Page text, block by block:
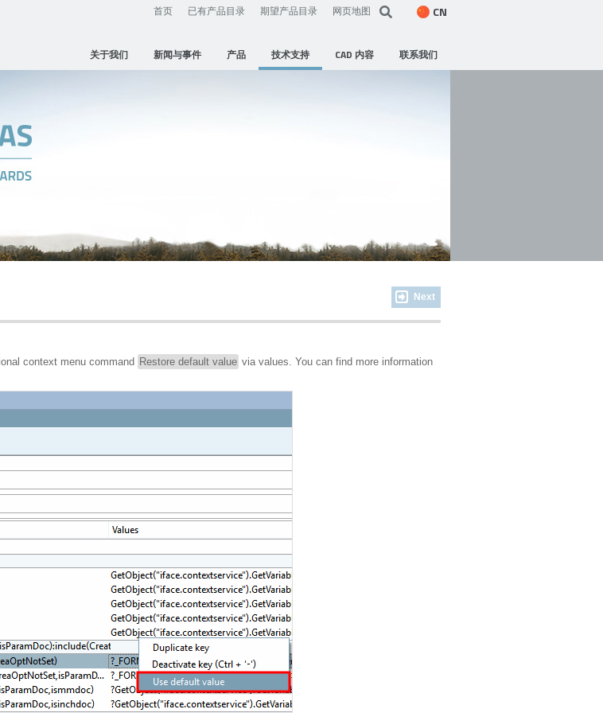
首页 已有产品目录 期望产品目录 网页地图 CN
关于我们 新闻与事件 产品 技术支持 CAD 内容 联系我们
Next
context menu command Restore default value via values. You can find more information